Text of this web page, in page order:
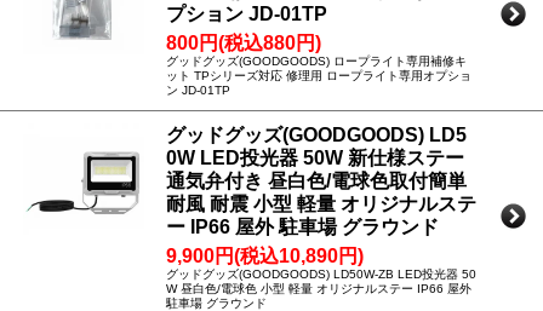
プション JD-01TP
800円(税込880円)
グッドグッズ(GOODGOODS) ロープライト専用補修キ
ット TPシリーズ対応 修理用 ロープライト専用オプショ
ン JD-01TP
グッドグッズ(GOODGOODS) LD5
0W LED投光器 50W 新仕様ステー
通気弁付き 昼白色/電球色取付簡単
耐風 耐震 小型 軽量 オリジナルステ
ー IP66 屋外 駐車場 グラウンド
9,900円(税込10,890円)
グッドグッズ(GOODGOODS) LD50W-ZB LED投光器 50
W 昼白色/電球色 小型 軽量 オリジナルステー IP66 屋外
駐車場 グラウンド